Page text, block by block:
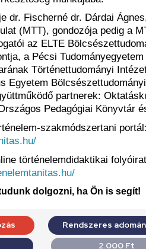
dr. Fischerné dr. Dárdai
(MTT), gondozója pedig a
az ELTE
a Pécsi Tudományegyetem
Történettudományi
Egyetem
partnerek:
Pedagógiai Könyvtár
szakmódszertani
történelemdidaktikai
dolgozni, ha Ön is segít!